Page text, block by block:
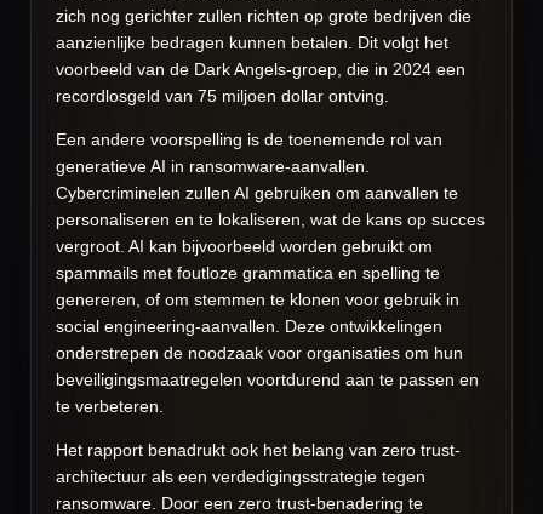
zich nog gerichter zullen richten op grote bedrijven die
aanzienlijke bedragen kunnen betalen. Dit volgt het
voorbeeld van de Dark Angels-groep, die in 2024 een
recordlosgeld van 75 miljoen dollar ontving.
Een andere voorspelling is de toenemende rol van
generatieve AI in ransomware-aanvallen.
Cybercriminelen zullen AI gebruiken om aanvallen te
personaliseren en te lokaliseren, wat de kans op succes
vergroot. AI kan bijvoorbeeld worden gebruikt om
spammails met foutloze grammatica en spelling te
genereren, of om stemmen te klonen voor gebruik in
social engineering-aanvallen. Deze ontwikkelingen
onderstrepen de noodzaak voor organisaties om hun
beveiligingsmaatregelen voortdurend aan te passen en
te verbeteren.
Het rapport benadrukt ook het belang van zero trust-
architectuur als een verdedigingsstrategie tegen
ransomware. Door een zero trust-benadering te